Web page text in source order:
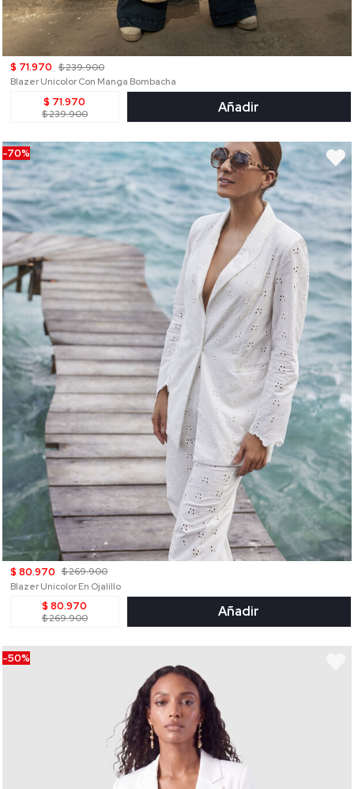
$ 71.970 $ 239.900
Blazer Unicolor Con Manga Bombacha
$ 71.970
$ 239.900 Añadir
-70%
$ 80.970 $ 269.900
Blazer Unicolor En Ojalillo
$ 80.970
$ 269.900 Añadir
-50%